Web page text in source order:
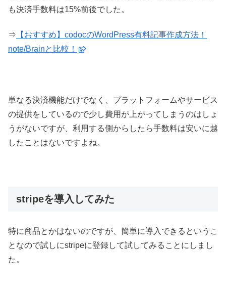
も決済手数料は15%前後でした。
⇒ 【おすすめ】codocのWordPress有料記事作成方法！
note/Brainと比較！
単なる決済機能だけでなく、プラットフォームやサービス
の提供をしているので少し費用が上がってしまうのはしょ
うがないですが、利用する側からしたら手数料は安いに越
したことはないですよね。
stripeを導入してみた
特に商品とかはないのですが、簡単に導入できるというこ
となので試しにstripeに登録して試してみることにしまし
た。